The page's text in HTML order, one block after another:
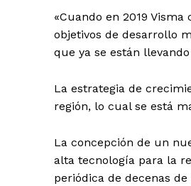
«Cuando en 2019
objetivos de desarrollo
que ya se están
La estrategia de
región, lo cual se está
La concepción de un
alta tecnología para la
periódica de decenas